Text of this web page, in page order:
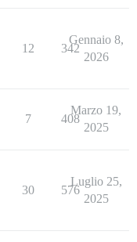
12 342
Gennaio 8,
2026
7 408
Marzo 19,
2025
30 576
Luglio 25,
2025